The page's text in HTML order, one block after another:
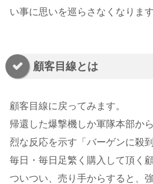
い事に思いを巡らさなくなります
顧客目線とは
顧客目線に戻ってみます。
帰還した爆撃機しか軍隊本部か
烈な反応を示す「バーゲンに殺
毎日・毎日足繁く購入して頂く
ついつい、売り手からすると、